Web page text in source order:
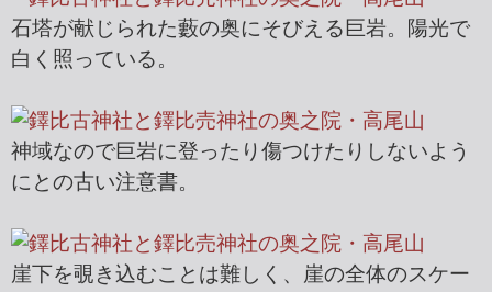
石塔が献じられた藪の奥にそびえる巨岩。陽光で
白く照っている。
神域なので巨岩に登ったり傷つけたりしないよう
にとの古い注意書。
崖下を覗き込むことは難しく、崖の全体のスケー